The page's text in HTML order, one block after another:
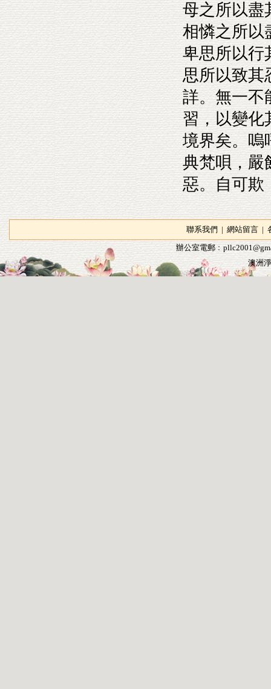
母之所以盡
相憐之所以
卑思所以行
思所以致其
詳。無一不
習，以變化
境界矣。嗚
典梵唄，嚴
惡。自可欺
聯系我們 | 網站留言|
辦公室電郵﹕
澳洲